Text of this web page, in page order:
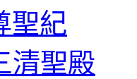
聖紀
清聖殿